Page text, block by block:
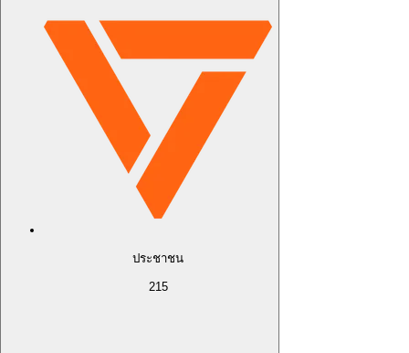
ประชาชน
215